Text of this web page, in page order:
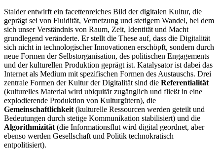
Stalder entwirft ein facettenreiches Bild der digitalen Kultur, die
geprägt sei von Fluidität, Vernetzung und stetigem Wandel, bei dem
sich unser Verständnis von Raum, Zeit, Identität und Macht
grundlegend veränderte. Er stellt die These auf, dass die Digitalität
sich nicht in technologischer Innovationen erschöpft, sondern durch
neue Formen der Selbstorganisation, des politischen Engagements
und der kulturellen Produktion geprägt ist. Katalysator ist dabei das
Internet als Medium mit spezifischen Formen des Austauschs. Drei
zentrale Formen der Kultur der Digitalität sind die Referentialität
(kulturelles Material wird ubiquitär zugänglich und fließt in eine
explodierende Produktion von Kulturgütern), die
Gemeinschaftlichkeit (kulturelle Ressourcen werden geteilt und
Bedeutungen durch stetige Kommunikation stabilisiert) und die
Algorithmizität (die Informationsflut wird digital geordnet, aber
ebenso werden Gesellschaft und Politik technokratisch
entpolitisiert).